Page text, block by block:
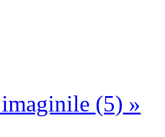
(5) »